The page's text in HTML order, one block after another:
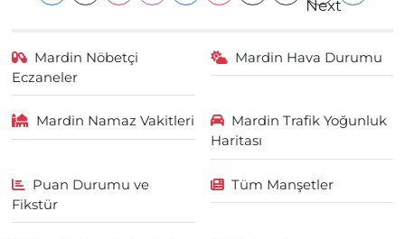
Mardin Nöbetçi
Eczaneler
Mardin Hava Durumu
Mardin Namaz Vakitleri
Mardin Trafik Yoğunluk
Haritası
Puan Durumu ve
Fikstür
Tüm Manşetler